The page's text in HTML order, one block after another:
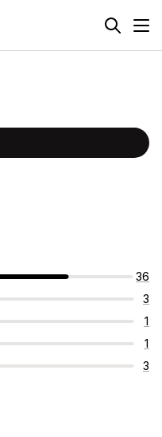
36
3
1
1
3